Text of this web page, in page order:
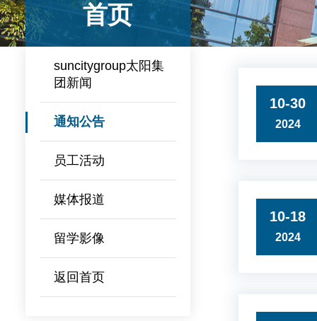
首页
suncitygroup太阳集
团新闻
通知公告
员工活动
媒体报道
留学影像
返回首页
10-30
2024
10-18
2024